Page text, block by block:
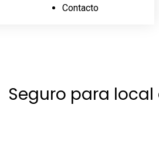
Contacto
Seguro para